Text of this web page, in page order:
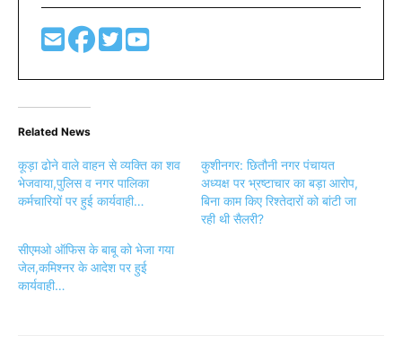
Related News
कूड़ा ढोने वाले वाहन से व्यक्ति का शव
भेजवाया,पुलिस व नगर पालिका
कर्मचारियों पर हुई कार्यवाही…
कुशीनगर: छितौनी नगर पंचायत
अध्यक्ष पर भ्रष्टाचार का बड़ा आरोप,
बिना काम किए रिश्तेदारों को बांटी जा
रही थी सैलरी?
सीएमओ ऑफिस के बाबू को भेजा गया
जेल,कमिश्नर के आदेश पर हुई
कार्यवाही…